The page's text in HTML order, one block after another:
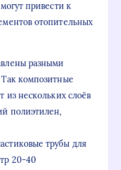
привести к
отопительных
разными
композитные
из нескольких слоёв
полиэтилен,
трубы для
20-40